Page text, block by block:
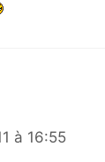
à 16:55